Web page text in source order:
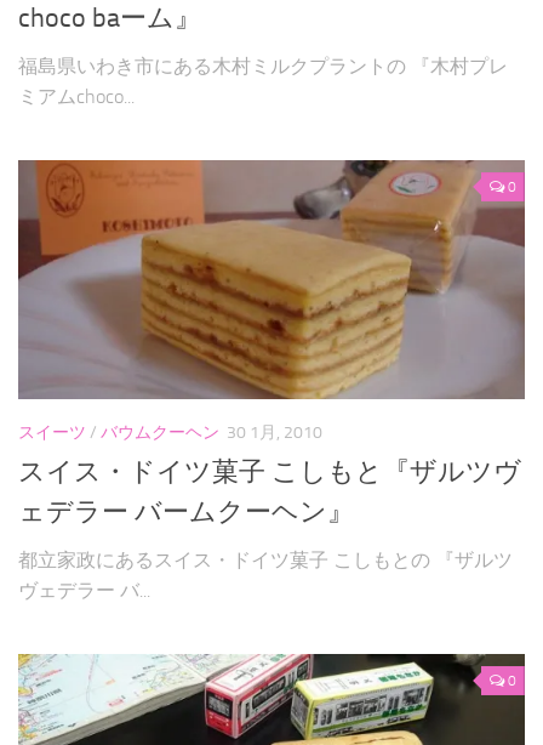
自作
お問い合わせフォーム
choco baーム』
福島県いわき市にある木村ミルクプラントの 『木村プレ
ミアムchoco...
0
スイーツ / バウムクーヘン 30 1月, 2010
スイス・ドイツ菓子 こしもと『ザルツヴ
ェデラー バームクーヘン』
都立家政にあるスイス・ドイツ菓子 こしもとの 『ザルツ
ヴェデラー バ...
0